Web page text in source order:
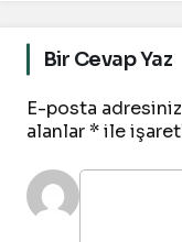
Bir Cevap Yaz
E-posta adresiniz
alanlar*ile